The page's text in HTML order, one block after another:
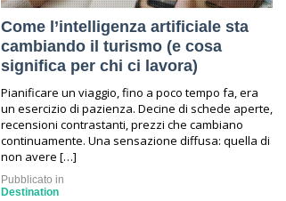
Come l’intelligenza artificiale sta
cambiando il turismo (e cosa
significa per chi ci lavora)
Pianificare un viaggio, fino a poco tempo fa, era
un esercizio di pazienza. Decine di schede aperte,
recensioni contrastanti, prezzi che cambiano
continuamente. Una sensazione diffusa: quella di
non avere […]
Pubblicato in
Destination